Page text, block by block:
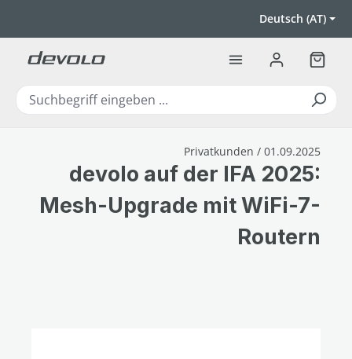
Deutsch (AT)
Privatkunden / 01.09.2025
devolo auf der IFA 2025:
Mesh-Upgrade mit WiFi-7-
Routern